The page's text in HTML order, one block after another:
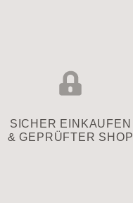
SICHER EINKAUFEN
& GEPRÜFTER SHOP